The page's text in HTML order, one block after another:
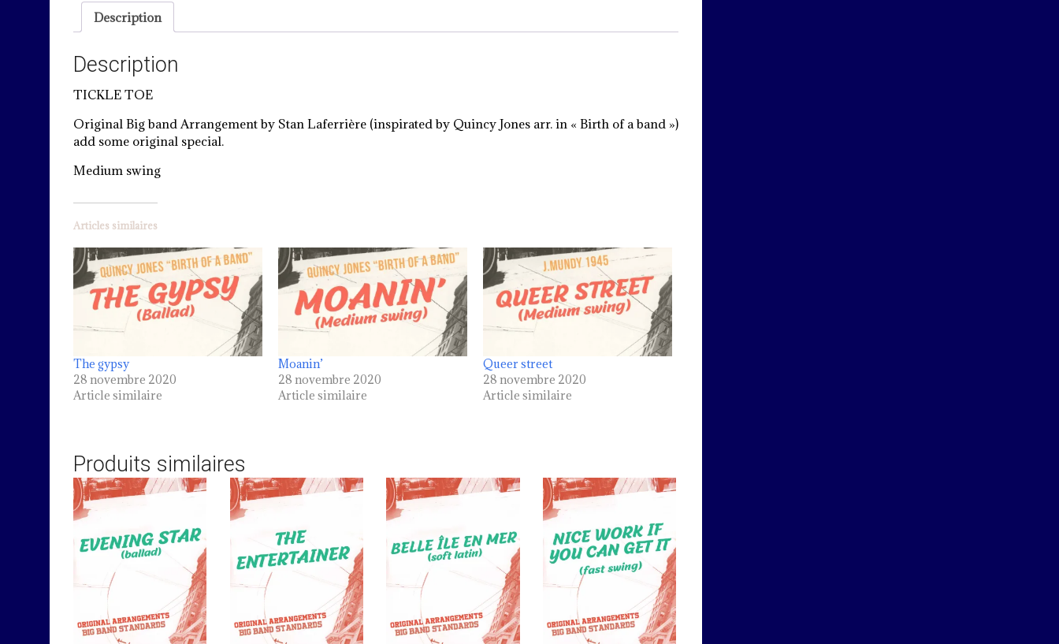
Description
Description
TICKLE TOE
Original Big band Arrangement by Stan Laferrière (inspirated by Quincy Jones arr. in « Birth of a band »)
add some original special.
Medium swing
Articles similaires
The gypsy
28 novembre 2020
Article similaire
Moanin’
28 novembre 2020
Article similaire
Queer street
28 novembre 2020
Article similaire
Produits similaires